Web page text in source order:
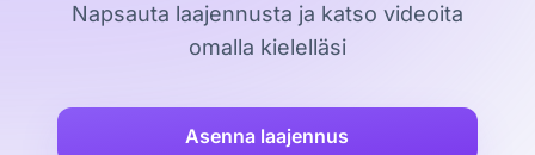
Napsauta laajennusta ja katso videoita
omalla kielelläsi
Asenna laajennus